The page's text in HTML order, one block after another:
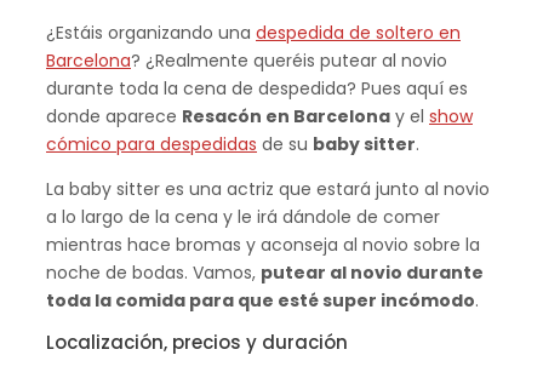
¿Estáis organizando una despedida de soltero en
Barcelona? ¿Realmente queréis putear al novio
durante toda la cena de despedida? Pues aquí es
donde aparece Resacón en Barcelona y el show
cómico para despedidas de su baby sitter.
La baby sitter es una actriz que estará junto al novio
a lo largo de la cena y le irá dándole de comer
mientras hace bromas y aconseja al novio sobre la
noche de bodas. Vamos, putear al novio durante
toda la comida para que esté super incómodo.
Localización, precios y duración